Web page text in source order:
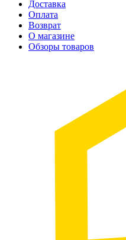
Доставка
Оплата
Возврат
О магазине
Обзоры товаров